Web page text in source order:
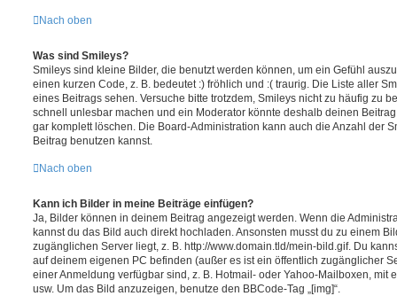
Nach oben
Was sind Smileys?
Smileys sind kleine Bilder, die benutzt werden können, um ein Gefühl
einen kurzen Code, z. B. bedeutet :) fröhlich und :( traurig. Die Liste aller
eines Beitrags sehen. Versuche bitte trotzdem, Smileys nicht zu häufig zu
schnell unlesbar machen und ein Moderator könnte deshalb deinen
gar komplett löschen. Die Board-Administration kann auch die Anzahl der
Beitrag benutzen kannst.
Nach oben
Kann ich Bilder in meine Beiträge einfügen?
Ja, Bilder können in deinem Beitrag angezeigt werden. Wenn die
kannst du das Bild auch direkt hochladen. Ansonsten musst du zu einem
zugänglichen Server liegt, z. B. http://www.domain.tld/mein-bild.gif. Du
auf deinem eigenen PC befinden (außer es ist ein öffentlich zugänglicher
einer Anmeldung verfügbar sind, z. B. Hotmail- oder Yahoo-Mailboxen, mit
usw. Um das Bild anzuzeigen, benutze den BBCode-Tag „[img]“.